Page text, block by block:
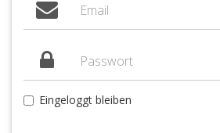
Eingeloggt bleiben